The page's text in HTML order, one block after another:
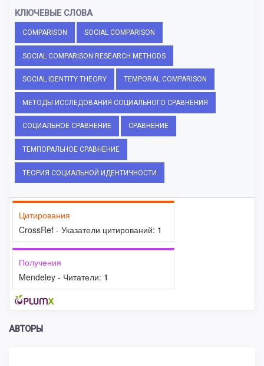
КЛЮЧЕВЫЕ СЛОВА
COMPARISON SOCIAL COMPARISON
SOCIAL COMPARISON RESEARCH METHODS
SOCIAL IDENTITY THEORY TEMPORAL COMPARISON
МЕТОДЫ ИССЛЕДОВАНИЯ СОЦИАЛЬНОГО СРАВНЕНИЯ
СОЦИАЛЬНОЕ СРАВНЕНИЕ СРАВНЕНИЕ
ТЕМПОРАЛЬНОЕ СРАВНЕНИЕ
ТЕОРИЯ СОЦИАЛЬНОЙ ИДЕНТИЧНОСТИ
Цитирования
CrossRef - Указатели цитирований: 1
Получения
Mendeley - Читатели: 1
АВТОРЫ